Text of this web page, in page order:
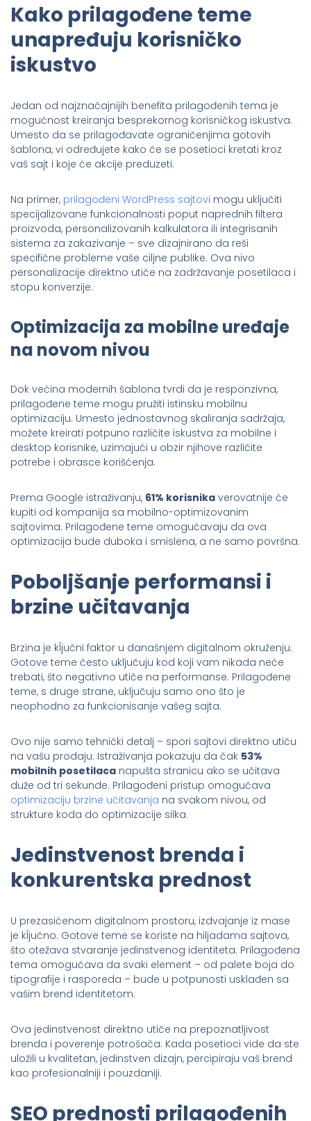
Kako prilagođene teme
unapređuju korisničko
iskustvo
Jedan od najznačajnijih benefita prilagođenih tema je
mogućnost kreiranja besprekornog korisničkog iskustva.
Umesto da se prilagođavate ograničenjima gotovih
šablona, vi određujete kako će se posetioci kretati kroz
vaš sajt i koje će akcije preduzeti.
Na primer, prilagođeni WordPress sajtovi mogu uključiti
specijalizovane funkcionalnosti poput naprednih filtera
proizvoda, personalizovanih kalkulatora ili integrisanih
sistema za zakazivanje – sve dizajnirano da reši
specifične probleme vaše ciljne publike. Ova nivo
personalizacije direktno utiče na zadržavanje posetilaca i
stopu konverzije.
Optimizacija za mobilne uređaje
na novom nivou
Dok većina modernih šablona tvrdi da je responzivna,
prilagođene teme mogu pružiti istinsku mobilnu
optimizaciju. Umesto jednostavnog skaliranja sadržaja,
možete kreirati potpuno različite iskustva za mobilne i
desktop korisnike, uzimajući u obzir njihove različite
potrebe i obrasce korišćenja.
Prema Google istraživanju, 61% korisnika verovatnije će
kupiti od kompanija sa mobilno-optimizovanim
sajtovima. Prilagođene teme omogućavaju da ova
optimizacija bude duboka i smislena, a ne samo površna.
Poboljšanje performansi i
brzine učitavanja
Brzina je kĺjučni faktor u današnjem digitalnom okruženju.
Gotove teme često uključuju kod koji vam nikada neće
trebati, što negativno utiče na performanse. Prilagođene
teme, s druge strane, uključuju samo ono što je
neophodno za funkcionisanje vašeg sajta.
Ovo nije samo tehnički detalj – spori sajtovi direktno utiču
na vašu prodaju. Istraživanja pokazuju da čak 53%
mobilnih posetilaca napušta stranicu ako se učitava
duže od tri sekunde. Prilagođeni pristup omogućava
optimizaciju brzine učitavanja na svakom nivou, od
strukture koda do optimizacije silka.
Jedinstvenost brenda i
konkurentska prednost
U prezasićenom digitalnom prostoru, izdvajanje iz mase
je kĺjučno. Gotove teme se koriste na hiljadama sajtova,
što otežava stvaranje jedinstvenog identiteta. Prilagođena
tema omogućava da svaki element – od palete boja do
tipografije i rasporeda – bude u potpunosti usklađen sa
vašim brend identitetom.
Ova jedinstvenost direktno utiče na prepoznatljivost
brenda i poverenje potrošača. Kada posetioci vide da ste
uložili u kvalitetan, jedinstven dizajn, percipiraju vaš brend
kao profesionalniji i pouzdaniji.
SEO prednosti prilagođenih